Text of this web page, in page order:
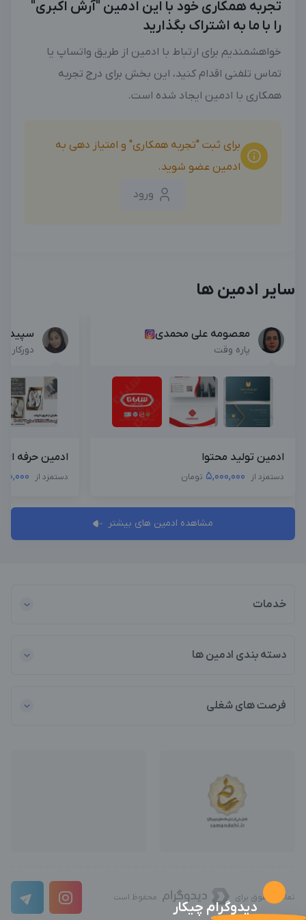
تجربه همکاری خود با این ادمین "آرش اکبری"
را با ما به اشتراک بگذارید
خواهشمندیم برای ارتباط با ادمین از طریق واتساپ یا
تماس تلفنی اقدام کنید، این بخش برای درج تجربه
همکاری با ادمین ایجاد شده است.
برای ثبت "تجربه همکاری" و امتیاز دهی به
ادمین عضو شوید.
ورود
سایر ادمین ها
معصومه علی محمدی
پاره وقت
ادمین تولید محتوا
دستمزد از 5,000,000 تومان
دورکاری
ادمین حرفه ای
دستمزد از
مشاهده ادمین های بیشتر
خدمات
دسته بندی ادمین ها
فرصت های شغلی
تمامی حقوق برای محفوظ است
دیدوگرام چیکار